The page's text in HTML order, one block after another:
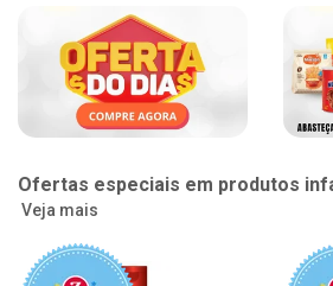
Ofertas especiais em produtos
Veja mais